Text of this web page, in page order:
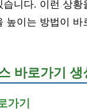
습니다. 이런 상황
높이는 방법이 바
바로가기 생
가기